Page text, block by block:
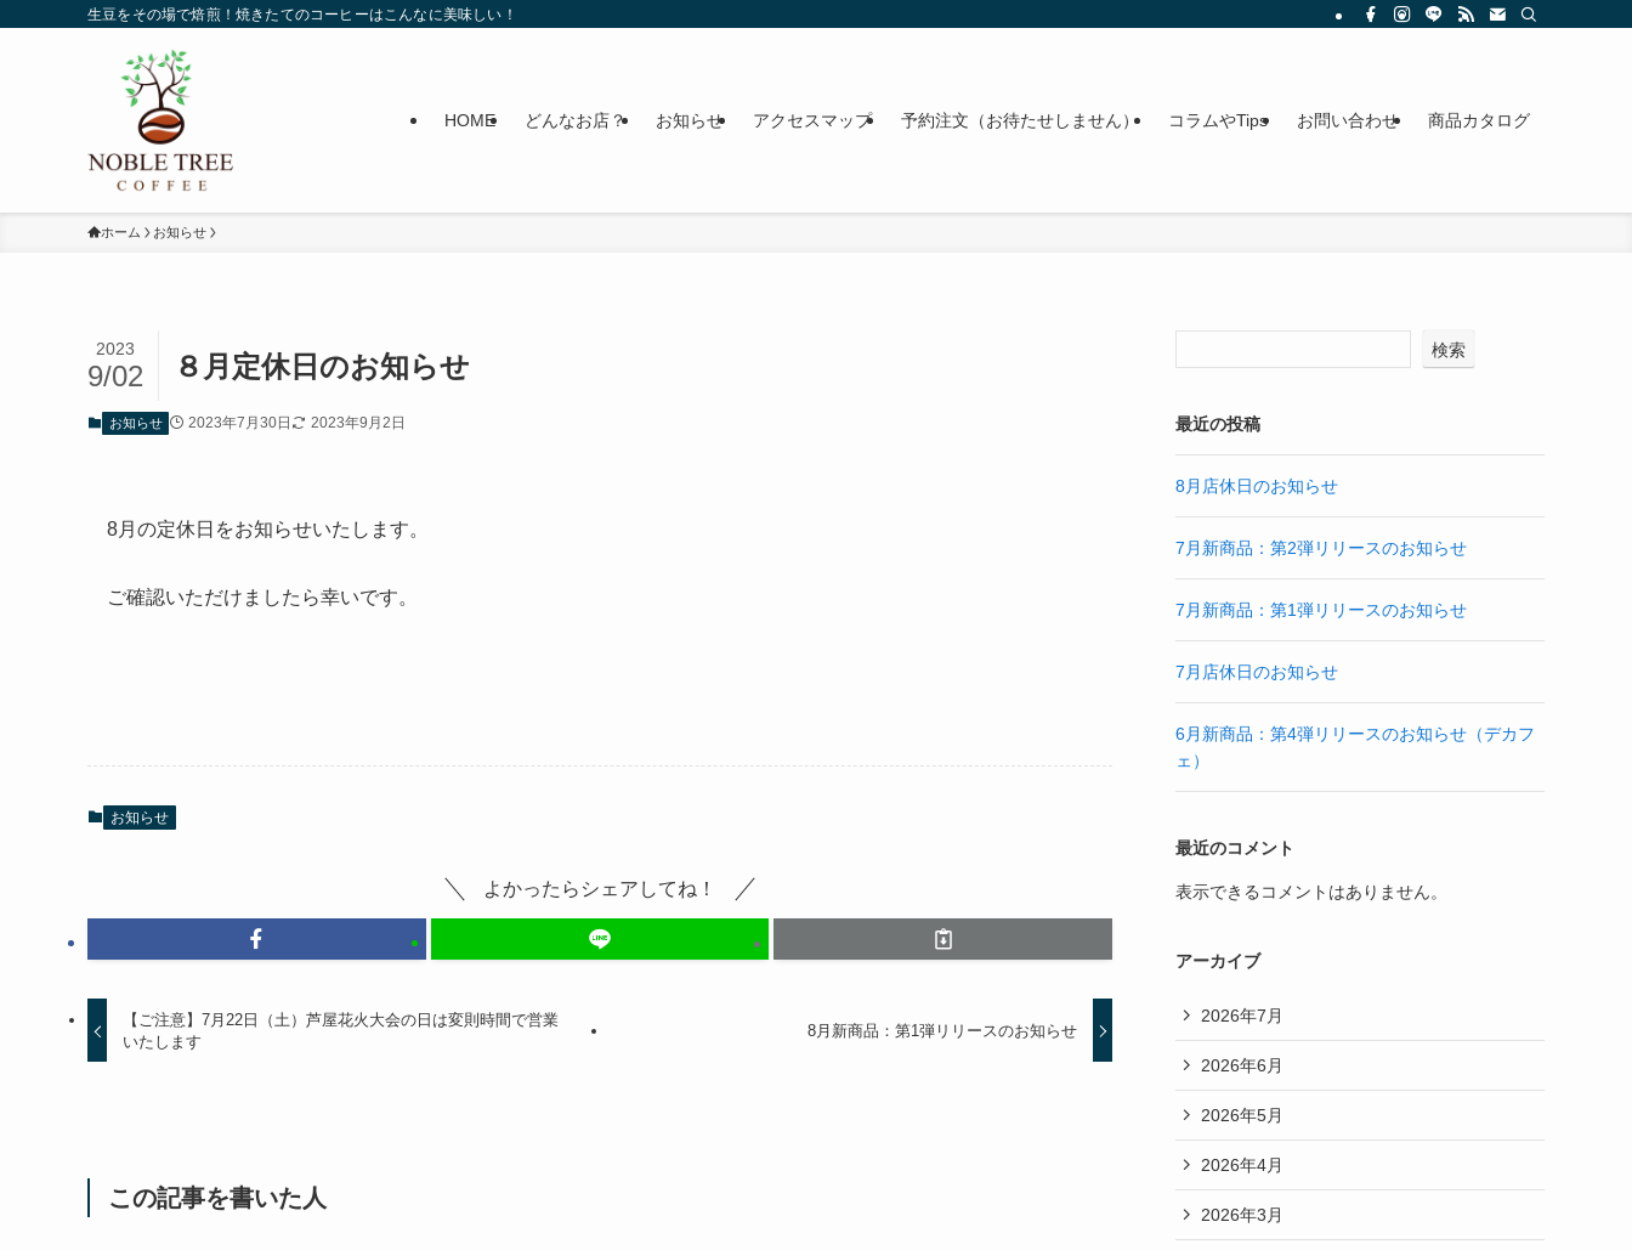
生豆をその場で焙煎！焼きたてのコーヒーはこんなに美味しい！
HOME どんなお店？ お知らせ アクセスマップ 予約注文（お待たせしません） コラムやTips お問い合わせ 商品カタログ
ホーム お知らせ
８月定休日のお知らせ
2023
9/02
お知らせ 2023年7月30日 2023年9月2日
8月の定休日をお知らせいたします。
ご確認いただけましたら幸いです。
お知らせ
よかったらシェアしてね！
【ご注意】7月22日（土）芦屋花火大会の日は変則時間で営業
いたします
8月新商品：第1弾リリースのお知らせ
この記事を書いた人
検索
最近の投稿
8月店休日のお知らせ
7月新商品：第2弾リリースのお知らせ
7月新商品：第1弾リリースのお知らせ
7月店休日のお知らせ
6月新商品：第4弾リリースのお知らせ（デカフ
ェ）
最近のコメント
表示できるコメントはありません。
アーカイブ
2026年7月
2026年6月
2026年5月
2026年4月
2026年3月